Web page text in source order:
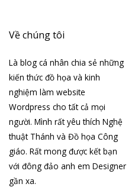
Về chúng tôi
Là blog cá nhân chia sẻ những
kiến thức đồ họa và kinh
nghiệm làm website
Wordpress cho tất cả mọi
người. Mình rất yêu thích Nghệ
thuật Thánh và Đồ họa Công
giáo. Rất mong được kết bạn
với đông đảo anh em Designer
gần xa.